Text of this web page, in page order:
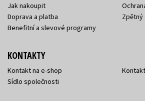
Jak nakoupit
Doprava a platba
Benefitní a slevové programy
KONTAKTY
Kontakt na e-shop
Sídlo společnosti